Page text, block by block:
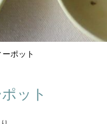
ポット
ット